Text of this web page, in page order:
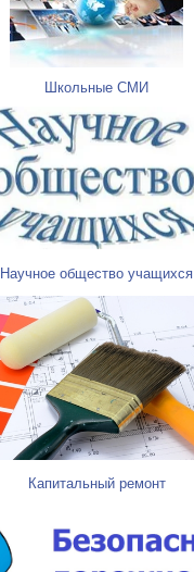
Школьные СМИ
Научное общество учащихся
Капитальный ремонт